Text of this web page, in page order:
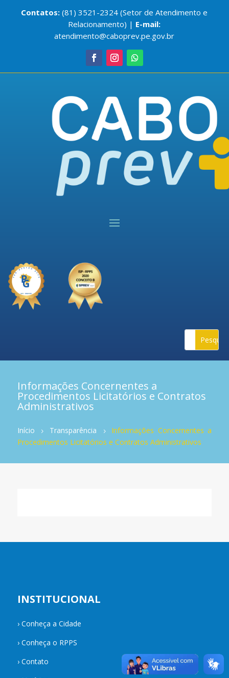
Contatos: (81) 3521-2324 (Setor de Atendimento e
Relacionamento) | E-mail:
atendimento@caboprev.pe.gov.br
Informações Concernentes a
Procedimentos Licitatórios e Contratos
Administrativos
Início 5 Transparência 5
Informações Concernentes a
Procedimentos Licitatórios e Contratos Administrativos
INSTITUCIONAL
› Conheça a Cidade
› Conheça o RPPS
› Contato